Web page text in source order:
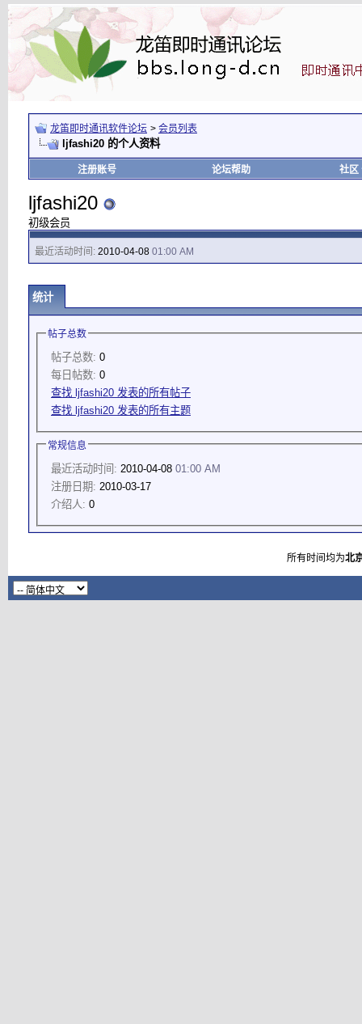
龙笛即时通讯软件论坛 > 会员列表
ljfashi20 的个人资料
注册账号 论坛帮助 社区
ljfashi20
初级会员
最近活动时间: 2010-04-08 01:00 AM
统计
帖子总数
帖子总数: 0
每日帖数: 0
查找 ljfashi20 发表的所有帖子
查找 ljfashi20 发表的所有主题
常规信息
最近活动时间: 2010-04-08 01:00 AM
注册日期: 2010-03-17
介绍人: 0
所有时间均为北